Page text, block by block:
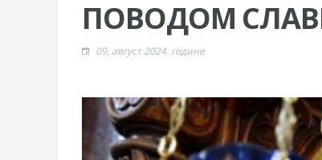
ПОВОДОМ
09. август 2024. године